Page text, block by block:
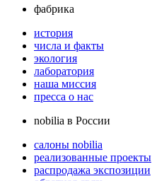
фабрика
история
числа и факты
экология
лаборатория
наша миссия
пресса о нас
nobilia в России
салоны nobilia
реализованные проекты
распродажа экспозиции